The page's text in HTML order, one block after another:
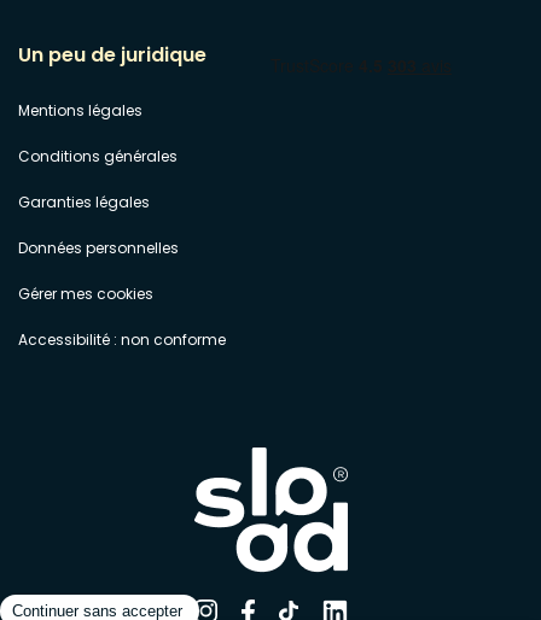
Un peu de juridique
Mentions légales
Conditions générales
Garanties légales
Données personnelles
Gérer mes cookies
Accessibilité : non conforme